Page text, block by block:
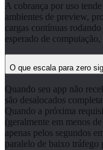
A cobrança por uso
ambientes de preview,
cargas contínuas
esperado de
O que escala para zero
Quando seu app não
são desalocados
Quando a próxima
(geralmente em menos
apenas pelos segundos
paralelo de baixo tráfego